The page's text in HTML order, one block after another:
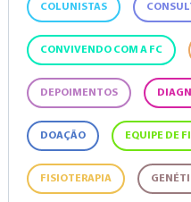
COLUNISTAS
CONVIVENDO COM A FC
DEPOIMENTOS
DOAÇÃO EQUIPE DE
FISIOTERAPIA